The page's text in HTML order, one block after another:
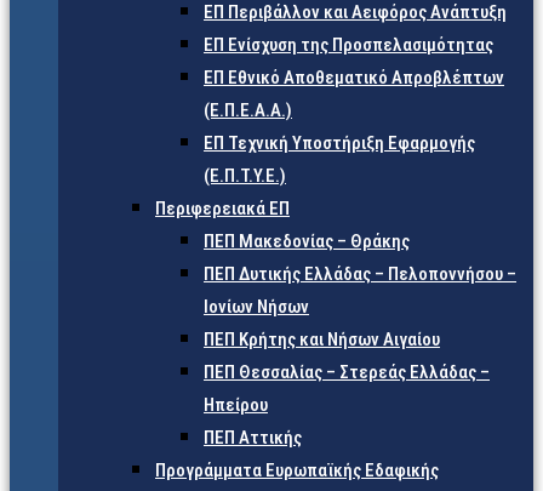
ΕΠ Περιβάλλον και Αειφόρος Ανάπτυξη
ΕΠ Ενίσχυση της Προσπελασιμότητας
ΕΠ Εθνικό Αποθεματικό Απροβλέπτων
(Ε.Π.Ε.Α.Α.)
ΕΠ Τεχνική Υποστήριξη Εφαρμογής
(Ε.Π.Τ.Υ.Ε.)
Περιφερειακά ΕΠ
ΠΕΠ Μακεδονίας – Θράκης
ΠΕΠ Δυτικής Ελλάδας – Πελοποννήσου –
Ιονίων Νήσων
ΠΕΠ Κρήτης και Νήσων Αιγαίου
ΠΕΠ Θεσσαλίας – Στερεάς Ελλάδας –
Ηπείρου
ΠΕΠ Αττικής
Προγράμματα Ευρωπαϊκής Εδαφικής